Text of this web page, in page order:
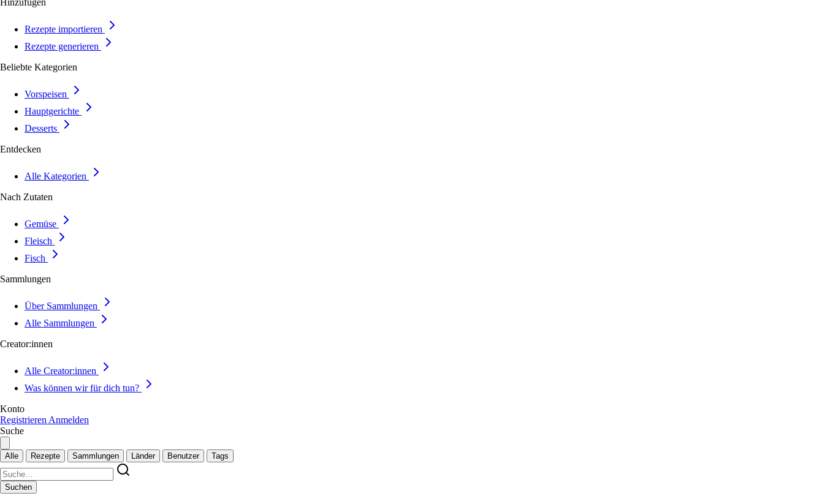
Hinzufügen
Rezepte importieren
Rezepte generieren
Beliebte Kategorien
Vorspeisen
Hauptgerichte
Desserts
Entdecken
Alle Kategorien
Nach Zutaten
Gemüse
Fleisch
Fisch
Sammlungen
Über Sammlungen
Alle Sammlungen
Creator:innen
Alle Creator:innen
Was können wir für dich tun?
Konto
Registrieren Anmelden
Suche
Alle Rezepte Sammlungen Länder Benutzer Tags
Suchen